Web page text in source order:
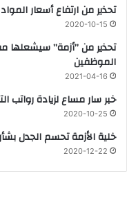
تحذير من ارتفاع أسعار
2020-10-15
تحذير من ’’أزمة’’
الموظفين
2021-04-16
خبر سار مساع لزيادة رواتب
2020-10-25
خلية الأزمة تحسم الجدل
2020-12-22